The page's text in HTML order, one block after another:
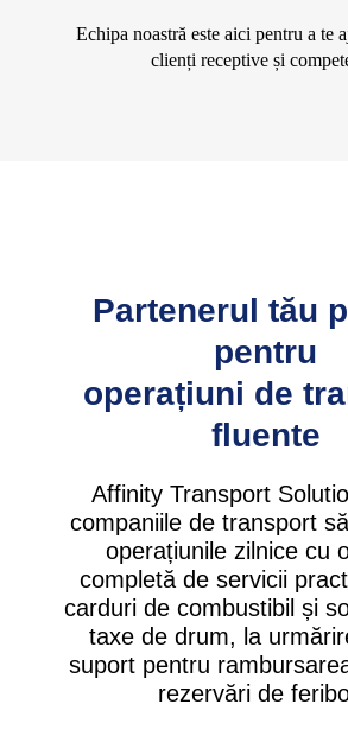
Echipa noastră este aici pentru a te
clienți receptive și
Partenerul tău
pentru
operațiuni de
fluente
Affinity Transport
companiile de transport
operațiunile zilnice cu
completă de servicii
carduri de combustibil și
taxe de drum, la
suport pentru
rezervări de